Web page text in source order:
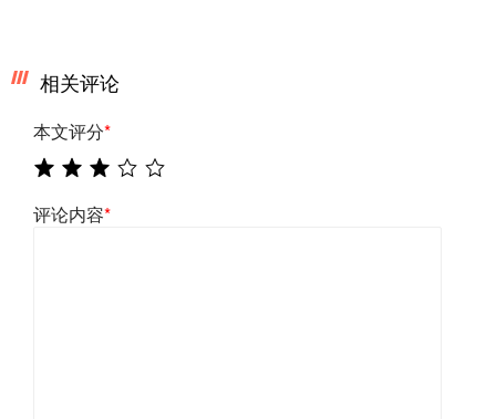
相关评论
本文评分*
评论内容*